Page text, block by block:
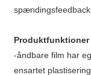
-åndbare film har
ensartet